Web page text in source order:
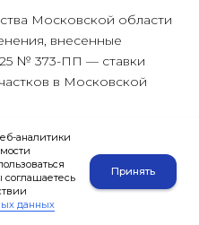
Московской области
внесенные
№ 373-ПП — ставки
в Московской
РФ от 23.12.2022 №
37142/2021 — отказ в
старый ВРИ может
аналитики
данных
Принять